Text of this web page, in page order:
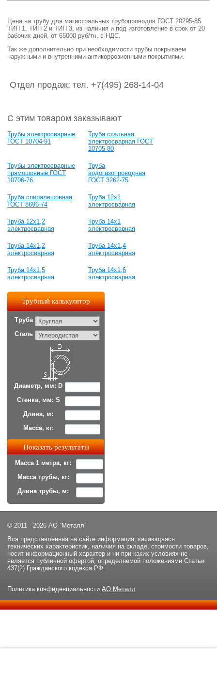
Цена на трубу для магистральных трубопроводов ГОСТ 20295-85
ТИП 1, ТИП 2 и ТИП 3, из наличия и под изготовление в срок от 20
рабочих дней, от 65000 руб/тн. с НДС.
Так же дополнительно при необходимости трубы покрываем
наружными и внутренними антикоррозионными покрытиями.
Отдел продаж: тел. +7(495) 268-14-04
С этим товаром заказывают
Трубы электросварные
ГОСТ 10704-91
Труба стальная
электросварная ГОСТ
10705-80
Трубы электросварные
прямошовные ГОСТ
10706-76
Труба
водогазопроводная
ГОСТ 3262-75
Труба спиралешовная
ГОСТ 8696-74
Труба 12х1
электросварная
Труба 12х1,2
электросварная
Труба 14х1
электросварная
Труба 14х1,2
электросварная
Труба 14х1,4
электросварная
Труба 14х1,5
электросварная
Труба 14х1,6
электросварная
Трубный калькулятор
Труба
Сталь
Диаметр, мм: D
Стенка, мм: S
Длина, м:
Масса, кг:
Масса 1 метра, кг:
Масса трубы, кг:
Длина трубы, м:
© 2011 - 2026 АО “Металл”
Вся представленная на сайте информация, касающаяся
технических характеристик, наличия на складе, стоимости товаров,
носит информационный характер и ни при каких условиях не
является публичной офертой, определяемой положениями Статьи
437(2) Гражданского кодекса РФ.
Политика конфиденциальности АО Металл